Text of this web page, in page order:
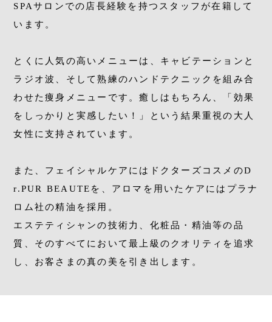
SPAサロンでの店長経験を持つスタッフが在籍して
います。
とくに人気の高いメニューは、キャビテーションと
ラジオ波、そして熟練のハンドテクニックを組み合
わせた痩身メニューです。癒しはもちろん、「効果
をしっかりと実感したい！」という結果重視の大人
女性に支持されています。
また、フェイシャルケアにはドクターズコスメのD
r.PUR BEAUTEを、アロマを用いたケアにはプラナ
ロム社の精油を採用。
エステティシャンの技術力、化粧品・精油等の品
質、そのすべてにおいて最上級のクオリティを追求
し、お客さまの真の美を引き出します。